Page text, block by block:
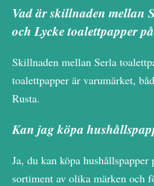
Vad är skillnaden mellan
och Lycke toalettpapper
Skillnaden mellan Serla
toalettpapper är varumärket,
Rusta.
Kan jag köpa
Ja, du kan köpa hushållspapper
sortiment av olika märken och